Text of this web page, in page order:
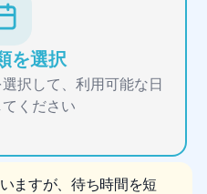
を選択
択して、利用可能な日
ください
ますが、待ち時間を短